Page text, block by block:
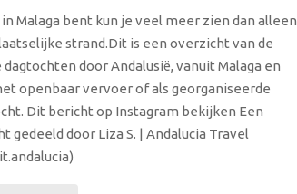
in Malaga bent kun je veel meer zien dan alleen
strand.Dit is een overzicht van de
dagtochten door Andalusië, vanuit Malaga en
openbaar vervoer of als georganiseerde
Dit bericht op Instagram bekijken Een
gedeeld door Liza S. | Andalucia Travel